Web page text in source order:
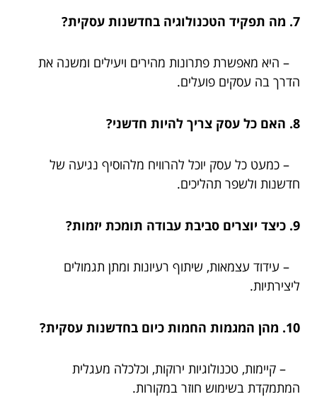
7. מה תפקיד הטכנולוגיה בחדשנות עסקית?
– היא מאפשרת פתרונות מהירים ויעילים ומשנה את
הדרך בה עסקים פועלים.
8. האם כל עסק צריך להיות חדשני?
– כמעט כל עסק יוכל להרוויח מלהוסיף נגיעה של
חדשנות ולשפר תהליכים.
9. כיצד יוצרים סביבת עבודה תומכת יזמות?
– עידוד עצמאות, שיתוף רעיונות ומתן תגמולים
ליצירתיות.
10. מהן המגמות החמות כיום בחדשנות עסקית?
– קיימות, טכנולוגיות ירוקות, וכלכלה מעגלית
המתמקדת בשימוש חוזר במקורות.